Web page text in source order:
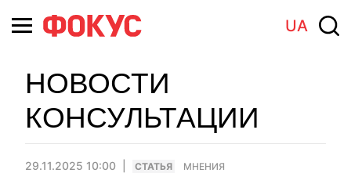
UA
НОВОСТИ
КОНСУЛЬТАЦИИ
29.11.2025 10:00 CТАТЬЯ МНЕНИЯ